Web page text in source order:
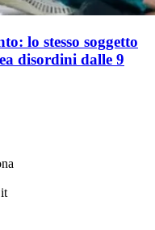
lo stesso soggetto
disordini dalle 9